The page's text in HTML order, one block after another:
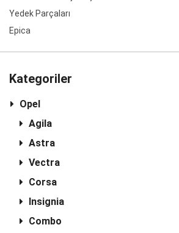
Yedek Parçaları
Epica
Kategoriler
Opel
Agila
Astra
Vectra
Corsa
Insignia
Combo